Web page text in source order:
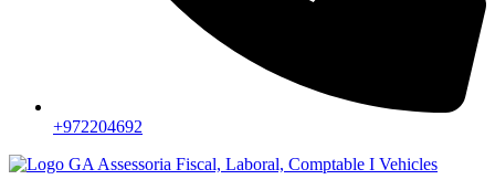
+972204692